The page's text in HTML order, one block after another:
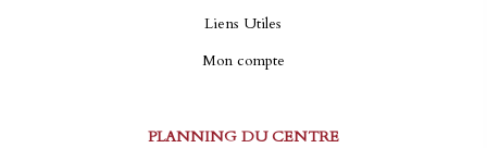
Liens Utiles
Mon compte
PLANNING DU CENTRE